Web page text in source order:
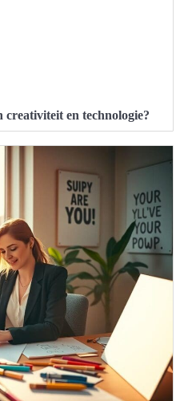
creativiteit en technologie?